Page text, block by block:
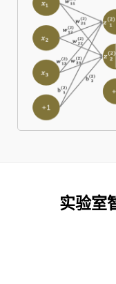
实验室